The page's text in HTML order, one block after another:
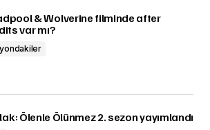
& Wolverine filminde after
var mı?
Ölenle Ölünmez 2. sezon yayımlandı